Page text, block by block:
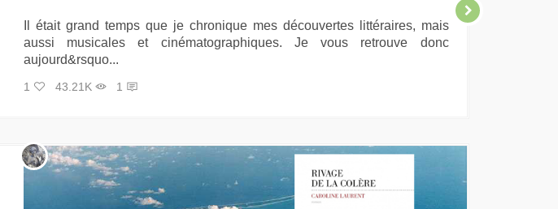
Il était grand temps que je chronique mes découvertes littéraires, mais
aussi musicales et cinématographiques. Je vous retrouve donc
aujourd&rsquo...
1 43.21K 1